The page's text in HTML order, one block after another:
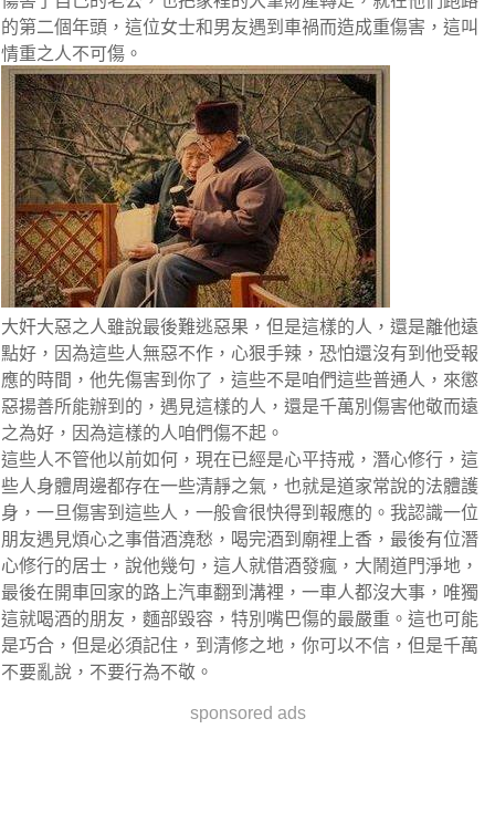
的第二個年頭，這位女士和男友遇到車禍而造成重傷害，這叫
情重之人不可傷。
大奸大惡之人雖說最後難逃惡果，但是這樣的人，還是離他遠
點好，因為這些人無惡不作，心狠手辣，恐怕還沒有到他受報
應的時間，他先傷害到你了，這些不是咱們這些普通人，來懲
惡揚善所能辦到的，遇見這樣的人，還是千萬別傷害他敬而遠
之為好，因為這樣的人咱們傷不起。
這些人不管他以前如何，現在已經是心平持戒，潛心修行，這
些人身體周邊都存在一些清靜之氣，也就是道家常說的法體護
身，一旦傷害到這些人，一般會很快得到報應的。我認識一位
朋友遇見煩心之事借酒澆愁，喝完酒到廟裡上香，最後有位潛
心修行的居士，說他幾句，這人就借酒發瘋，大鬧道門淨地，
最後在開車回家的路上汽車翻到溝裡，一車人都沒大事，唯獨
這就喝酒的朋友，麵部毀容，特別嘴巴傷的最嚴重。這也可能
是巧合，但是必須記住，到清修之地，你可以不信，但是千萬
不要亂說，不要行為不敬。
sponsored ads